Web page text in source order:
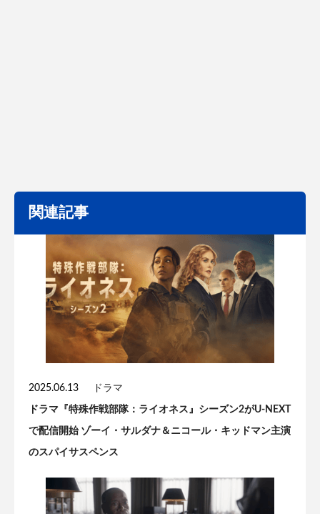
関連記事
2025.06.13 ドラマ
ドラマ『特殊作戦部隊：ライオネス』シーズン2がU-NEXT
で配信開始 ゾーイ・サルダナ＆ニコール・キッドマン主演
のスパイサスペンス